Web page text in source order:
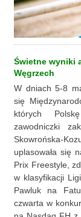
Świetne wyniki
Węgrzech
W dniach 5-8
się
których
zawodniczki
Skowrońska-
uplasowała się
Prix Freestyle,
w klasyfikacji
Pawluk na
czwarta w